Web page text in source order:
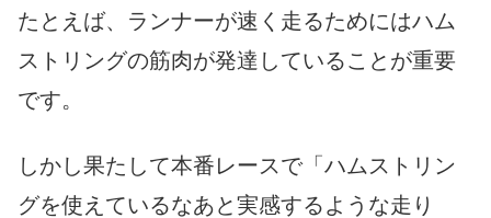
たとえば、ランナーが速く走るためにはハム
ストリングの筋肉が発達していることが重要
です。
しかし果たして本番レースで「ハムストリン
グを使えているなあと実感するような走り